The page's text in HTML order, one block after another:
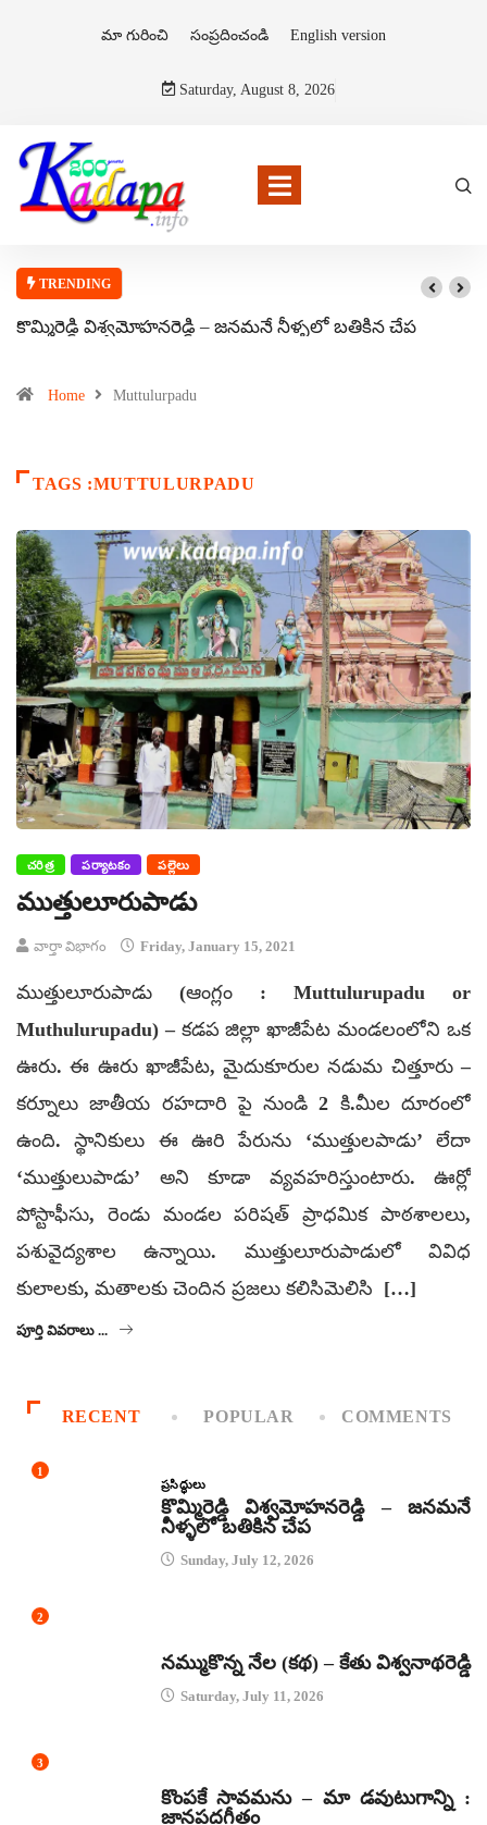
మా గురించి సంప్రదించండి English version
Saturday, August 8, 2026
TRENDING
కొమ్మిరెడ్డి విశ్వమోహనరెడ్డి – జనమనే నీళ్ళలో బతికిన చేప
Home Muttulurpadu
TAGS :MUTTULURPADU
చరిత్ర పర్యాటకం పల్లెలు
ముత్తులూరుపాడు
వార్తా విభాగం Friday, January 15, 2021
ముత్తులూరుపాడు (ఆంగ్లం : Muttulurupadu or
Muthulurupadu) – కడప జిల్లా ఖాజీపేట మండలంలోని ఒక
ఊరు. ఈ ఊరు ఖాజీపేట, మైదుకూరుల నడుమ చిత్తూరు –
కర్నూలు జాతీయ రహదారి పై నుండి 2 కి.మీల దూరంలో
ఉంది. స్థానికులు ఈ ఊరి పేరును ‘ముత్తులపాడు’ లేదా
‘ముత్తులుపాడు’ అని కూడా వ్యవహరిస్తుంటారు. ఊర్లో
పోస్టాఫీసు, రెండు మండల పరిషత్ ప్రాధమిక పాఠశాలలు,
పశువైద్యశాల ఉన్నాయి. ముత్తులూరుపాడులో వివిధ
కులాలకు, మతాలకు చెందిన ప్రజలు కలిసిమెలిసి […]
పూర్తి వివరాలు ...
RECENT POPULAR COMMENTS
1
ప్రసిద్ధులు
కొమ్మిరెడ్డి విశ్వమోహనరెడ్డి – జనమనే
నీళ్ళలో బతికిన చేప
Sunday, July 12, 2026
2
నమ్ముకొన్న నేల (కథ) – కేతు విశ్వనాథరెడ్డి
Saturday, July 11, 2026
3
కొంపకే సావమను – మా డవుటుగాన్ని :
జానపదగీతం